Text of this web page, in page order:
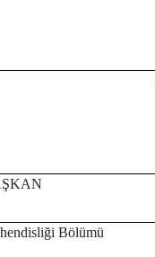
Bölümü